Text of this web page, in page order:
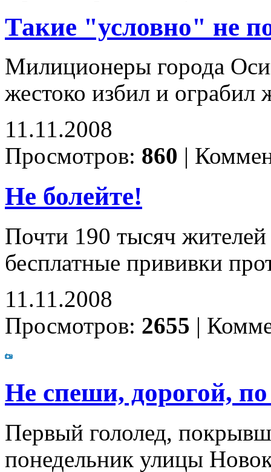
Такие "условно" не
Милиционеры города
жестоко избил и
11.11.2008
Просмотров: 860 |
Не болейте!
Почти 190 тысяч
бесплатные прививки
11.11.2008
Просмотров: 2655 |
Не спеши, дорогой, по
Первый гололед,
понедельник улицы